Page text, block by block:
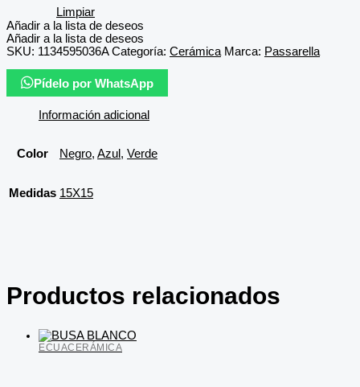
Limpiar
Añadir a la lista de deseos
Añadir a la lista de deseos
SKU: 1134595036A Categoría: Cerámica Marca: Passarella
Pídelo por WhatsApp
Información adicional
Color Negro, Azul , Verde
Medidas 15X15
Productos relacionados
ECUACERÁMICA